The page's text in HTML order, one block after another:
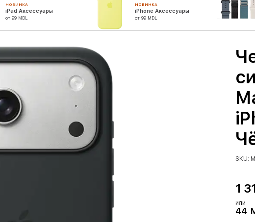
НОВИНКА
iPad Аксессуары
от 99 MDL
НОВИНКА
iPhone Аксессуары
от 99 MDL
SKU:
1
или
44